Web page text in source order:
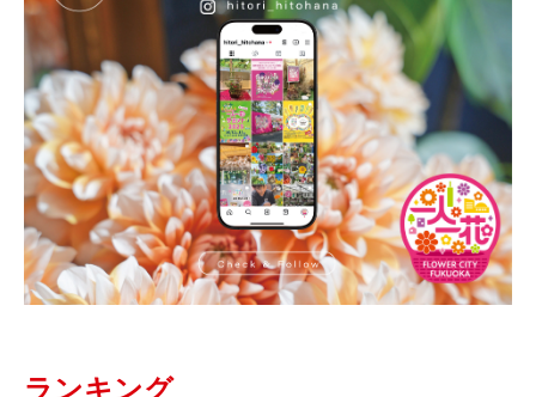
ランキング